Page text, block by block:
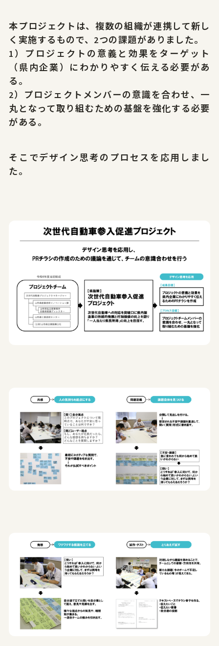
サイトポリシープライバシーポリシー
© 2026 Yamagata Research Institute Of Technology.
本プロジェクトは、複数の組織が連携して新し
く実施するもので、2つの課題がありました。
1）プロジェクトの意義と効果をターゲット
（県内企業）にわかりやすく伝える必要があ
る。
2）プロジェクトメンバーの意識を合わせ、一
丸となって取り組むための基盤を強化する必要
がある。
そこでデザイン思考のプロセスを応用しまし
た。